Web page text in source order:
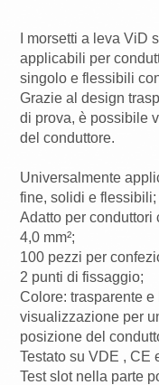
I morsetti a leva ViD
applicabili per
singolo e flessibili con
Grazie al design
di prova, è possibile
del conduttore.
Universalmente
fine, solidi e flessibili;
Adatto per conduttori
4,0 mm²;
100 pezzi per
2 punti di fissaggio;
Colore: trasparente
visualizzazione per un
posizione del
Testato su VDE , CE
Test slot nella parte